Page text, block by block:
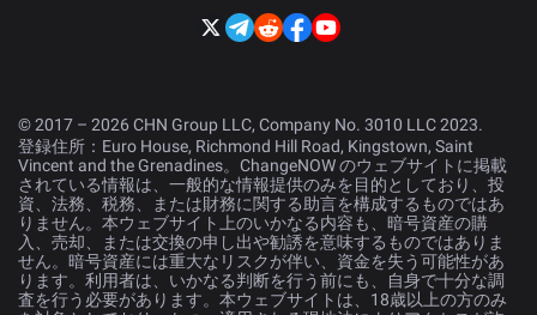
© 2017 – 2026 CHN Group LLC, Company No. 3010 LLC 2023.
登録住所：Euro House, Richmond Hill Road, Kingstown, Saint
Vincent and the Grenadines。ChangeNOW のウェブサイトに掲載
されている情報は、一般的な情報提供のみを目的としており、投
資、法務、税務、または財務に関する助言を構成するものではあ
りません。本ウェブサイト上のいかなる内容も、暗号資産の購
入、売却、または交換の申し出や勧誘を意味するものではありま
せん。暗号資産には重大なリスクが伴い、資金を失う可能性があ
ります。利用者は、いかなる判断を行う前にも、自身で十分な調
査を行う必要があります。本ウェブサイトは、18歳以上の方のみ